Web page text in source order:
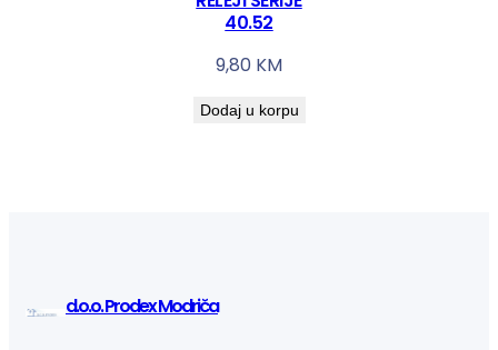
40.52
9,80 KM
Dodaj u korpu
d.o.o. Prodex Modriča